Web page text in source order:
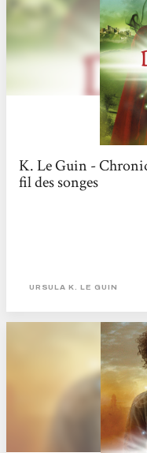
K. Le Guin -
fil des songes
URSULA K. LE GUIN